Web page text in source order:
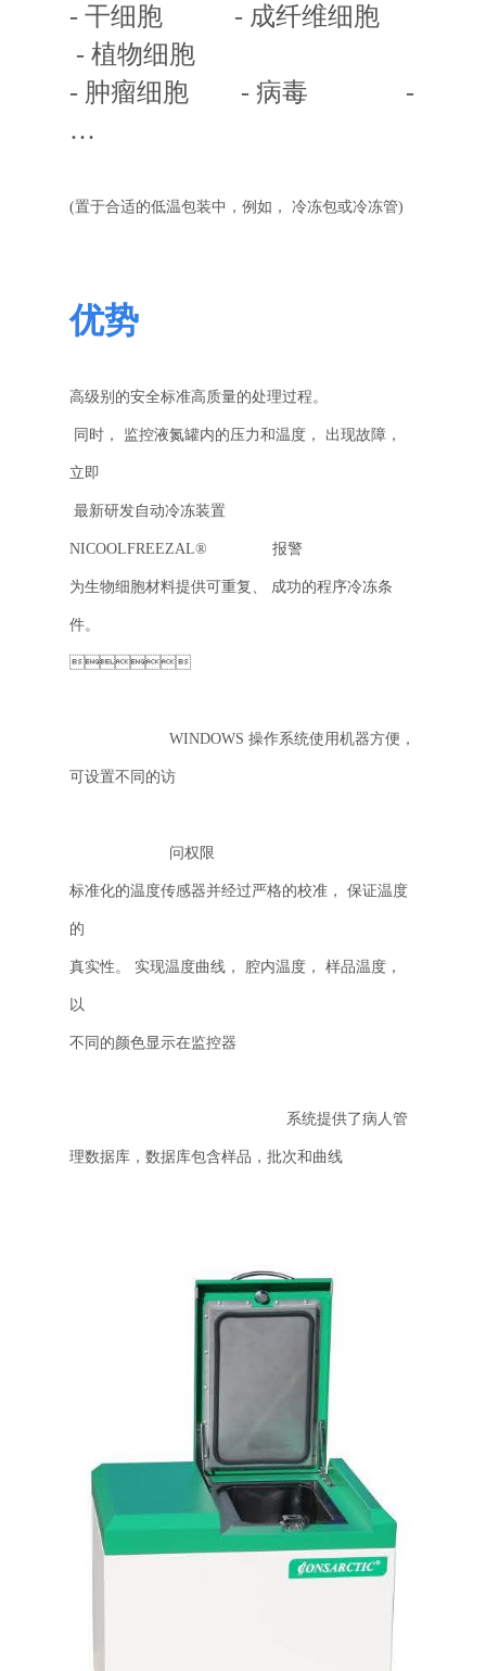
- 干细胞  - 成纤维细胞
- 植物细胞
- 肿瘤细胞 - 病毒  -
…
(置于合适的低温包装中，例如， 冷冻包或冷冻管)
优势
高级别的安全标准高质量的处理过程。
同时， 监控液氮罐内的压力和温度， 出现故障，
立即
 最新研发自动冷冻装置
NICOOLFREEZAL® 报警
为生物细胞材料提供可重复、 成功的程序冷冻条
件。

WINDOWS 操作系统使用机器方便，
可设置不同的访
问权限
标准化的温度传感器并经过严格的校准， 保证温度
的
真实性。 实现温度曲线， 腔内温度， 样品温度，
以
不同的颜色显示在监控器
系统提供了病人管
理数据库，数据库包含样品，批次和曲线